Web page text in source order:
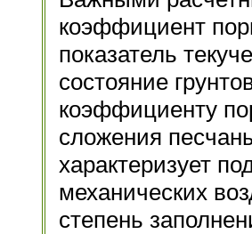
коэффициент
показатель
состояние
коэффициенту
сложения
характеризует
механических
степень